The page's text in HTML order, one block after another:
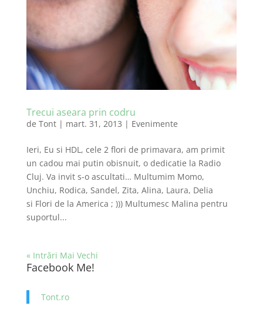
Trecui aseara prin codru
de Tont| mart. 31, 2013 | Evenimente
Ieri, Eu si HDL, cele 2 flori de primavara, am primit
un cadou mai putin obisnuit, o dedicatie la Radio
Cluj. Va invit s-o ascultati… Multumim Momo,
Unchiu, Rodica, Sandel, Zita, Alina, Laura, Delia
si Flori de la America ; ))) Multumesc Malina pentru
suportul...
« Intrări Mai Vechi
Facebook Me!
Tont.ro